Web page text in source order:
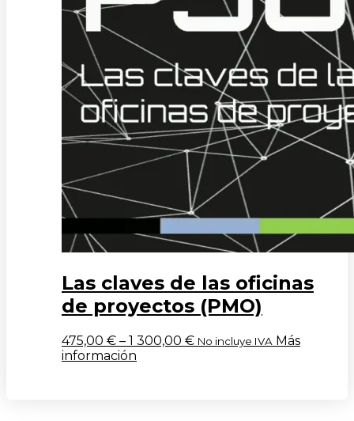
Las claves de las oficinas
de proyectos (PMO)
475,00 € – 1 300,00 € No incluye IVA Más
información